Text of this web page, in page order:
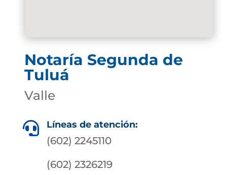
Notaría Segunda de
Tuluá
Valle
 Líneas de atención:
(602) 2245110
(602) 2326219